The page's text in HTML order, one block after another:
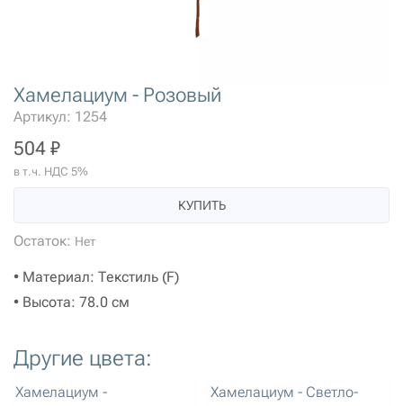
Хамелациум - Розовый
Артикул: 1254
504 ₽
в т.ч. НДС 5%
КУПИТЬ
Остаток: Нет
• Материал: Текстиль (F)
• Высота: 78.0 см
Другие цвета:
артикул: 1255
Хамелациум -
Хамелациум - Светло-